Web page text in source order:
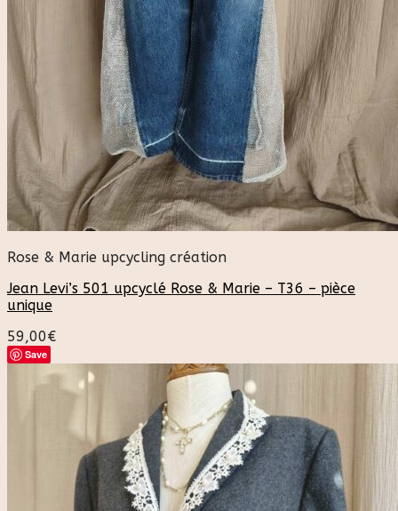
Rose & Marie upcycling création
Jean Levi’s 501 upcyclé Rose & Marie – T36 – pièce
unique
59,00€
Save